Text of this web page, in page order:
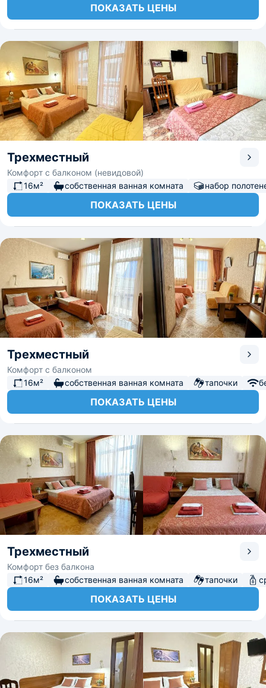
ПОКАЗАТЬ ЦЕНЫ
Трехместный
Комфорт с балконом (невидовой)
16м²
собственная ванная комната набор
ПОКАЗАТЬ ЦЕНЫ
Трехместный
Комфорт с балконом
16м²
собственная ванная комната тапочки
ПОКАЗАТЬ ЦЕНЫ
Трехместный
Комфорт без балкона
16м²
собственная ванная комната тапочки
ПОКАЗАТЬ ЦЕНЫ